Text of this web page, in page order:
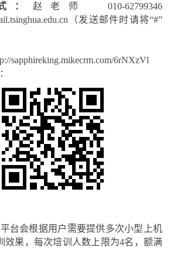
： 赵老师 010-62799346
（发送邮件时请将“#”
sapphireking.mikecrm.com/6rNXzVl
台会根据用户需要提供多次小型上机
效果，每次培训人数上限为4名，额满